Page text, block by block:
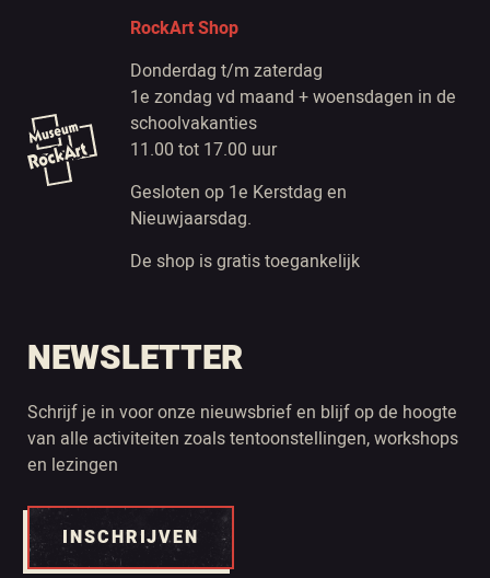
RockArt Shop
Donderdag t/m zaterdag
1e zondag vd maand + woensdagen in de
schoolvakanties
11.00 tot 17.00 uur
Gesloten op 1e Kerstdag en
Nieuwjaarsdag.
De shop is gratis toegankelijk
NEWSLETTER
Schrijf je in voor onze nieuwsbrief en blijf op de hoogte
van alle activiteiten zoals tentoonstellingen, workshops
en lezingen
INSCHRIJVEN